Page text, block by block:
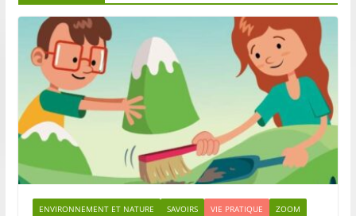
ENVIRONNEMENT ET NATURE SAVOIRS VIE PRATIQUE ZOOM